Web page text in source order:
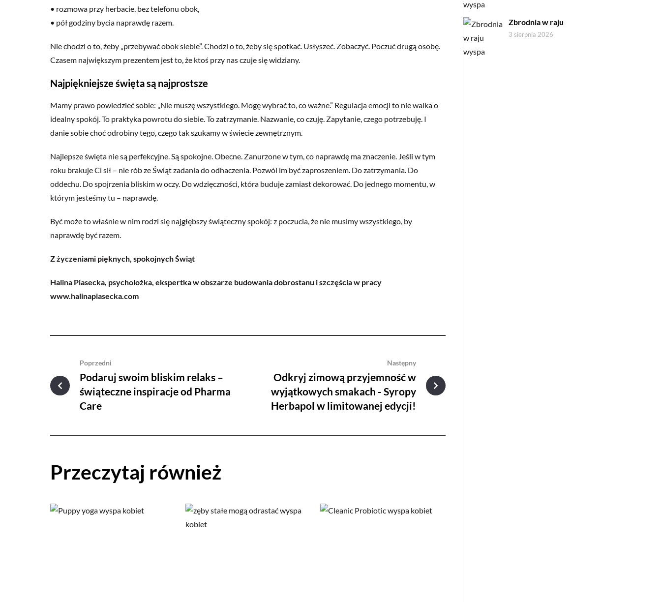
• rozmowa przy herbacie, bez telefonu obok,
• pół godziny bycia naprawdę razem.
Nie chodzi o to, żeby „przebywać obok siebie”. Chodzi o to, żeby się spotkać. Usłyszeć. Zobaczyć. Poczuć drugą osobę.
Czasem największym prezentem jest to, że ktoś przy nas czuje się widziany.
Najpiękniejsze święta są najprostsze
Mamy prawo powiedzieć sobie: „Nie muszę wszystkiego. Mogę wybrać to, co ważne.” Regulacja emocji to nie walka o
idealny spokój. To praktyka powrotu do siebie. To zatrzymanie. Nazwanie, co czuję. Zapytanie, czego potrzebuję. I
danie sobie choć odrobiny tego, czego tak szukamy w świecie zewnętrznym.
Najlepsze święta nie są perfekcyjne. Są spokojne. Obecne. Zanurzone w tym, co naprawdę ma znaczenie. Jeśli w tym
roku brakuje Ci sił – nie rób ze Świąt zadania do odhaczenia. Pozwól im być zaproszeniem. Do zatrzymania. Do
oddechu. Do spojrzenia bliskim w oczy. Do wdzięczności, która buduje zamiast dekorować. Do jednego momentu, w
którym jesteśmy tu – naprawdę.
Być może to właśnie w nim rodzi się najgłębszy świąteczny spokój: z poczucia, że nie musimy wszystkiego, by
naprawdę być razem.
Z życzeniami pięknych, spokojnych Świąt
Halina Piasecka, psycholożka, ekspertka w obszarze budowania dobrostanu i szczęścia w pracy
www.halinapiasecka.com
Poprzedni
Podaruj swoim bliskim relaks –
świąteczne inspiracje od Pharma
Care
Następny
Odkryj zimową przyjemność w
wyjątkowych smakach - Syropy
Herbapol w limitowanej edycji!
Przeczytaj również
Zbrodnia w raju
3 sierpnia 2026